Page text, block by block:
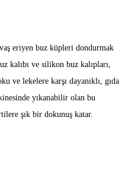
eriyen buz küpleri dondurmak
kalıbı ve silikon buz kalıpları,
ve lekelere karşı dayanıklı, gıda
yıkanabilir olan bu
şık bir dokunuş katar.